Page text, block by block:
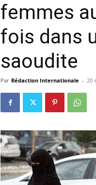
femmes
fois dans
saoudite
Par Rédaction Internationale - 20